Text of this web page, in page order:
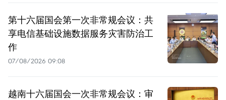
第十六届国会第一次非常规会议：共
享电信基础设施数据服务灾害防治工
作
07/08/2026 09:08
越南十六届国会一次非常规会议：审